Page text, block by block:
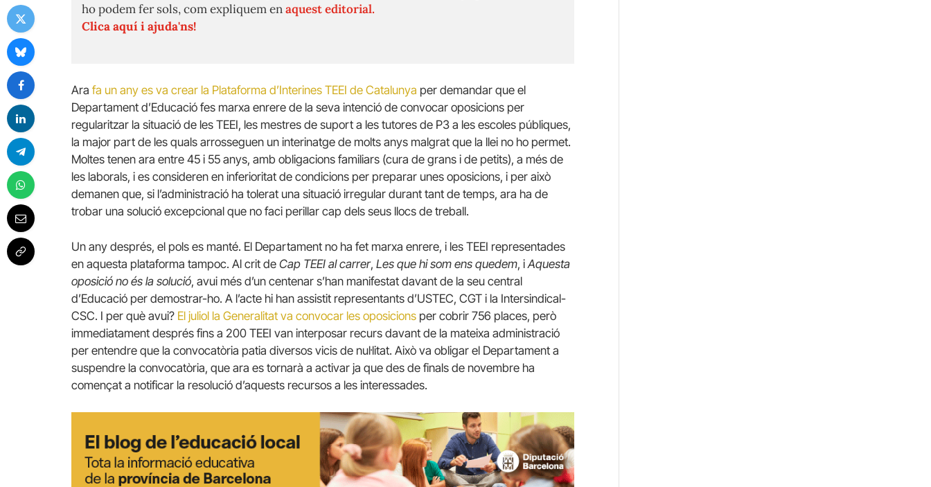
ho podem fer sols, com expliquem enaquest editorial.
Clica aquí i ajuda'ns!
Ara fa un any es va crear la Plataforma d’Interines TEEI de Catalunya per demandar que el
Departament d’Educació fes marxa enrere de la seva intenció de convocar oposicions per
regularitzar la situació de les TEEI, les mestres de suport a les tutores de P3 a les escoles públiques,
la major part de les quals arrosseguen un interinatge de molts anys malgrat que la llei no ho permet.
Moltes tenen ara entre 45 i 55 anys, amb obligacions familiars (cura de grans i de petits), a més de
les laborals, i es consideren en inferioritat de condicions per preparar unes oposicions, i per això
demanen que, si l’administració ha tolerat una situació irregular durant tant de temps, ara ha de
trobar una solució excepcional que no faci perillar cap dels seus llocs de treball.
Un any després, el pols es manté. El Departament no ha fet marxa enrere, i les TEEI representades
en aquesta plataforma tampoc. Al crit de Cap TEEI al carrer, Les que hi som ens quedem, iAquesta
oposició no és la solució, avui més d’un centenar s’han manifestat davant de la seu central
d’Educació per demostrar-ho. A l’acte hi han assistit representants d’USTEC, CGT i la Intersindical-
CSC. I per què avui? El juliol la Generalitat va convocar les oposicions per cobrir 756 places, però
immediatament després fins a 200 TEEI van interposar recurs davant de la mateixa administració
per entendre que la convocatòria patia diversos vicis de nul·litat. Això va obligar el Departament a
suspendre la convocatòria, que ara es tornarà a activar ja que des de finals de novembre ha
començat a notificar la resolució d’aquests recursos a les interessades.